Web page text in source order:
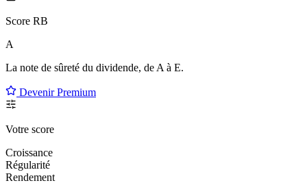
Score RB
A
La note de sûreté du dividende, de A à E.
Devenir Premium
Votre score
Croissance
Régularité
Rendement